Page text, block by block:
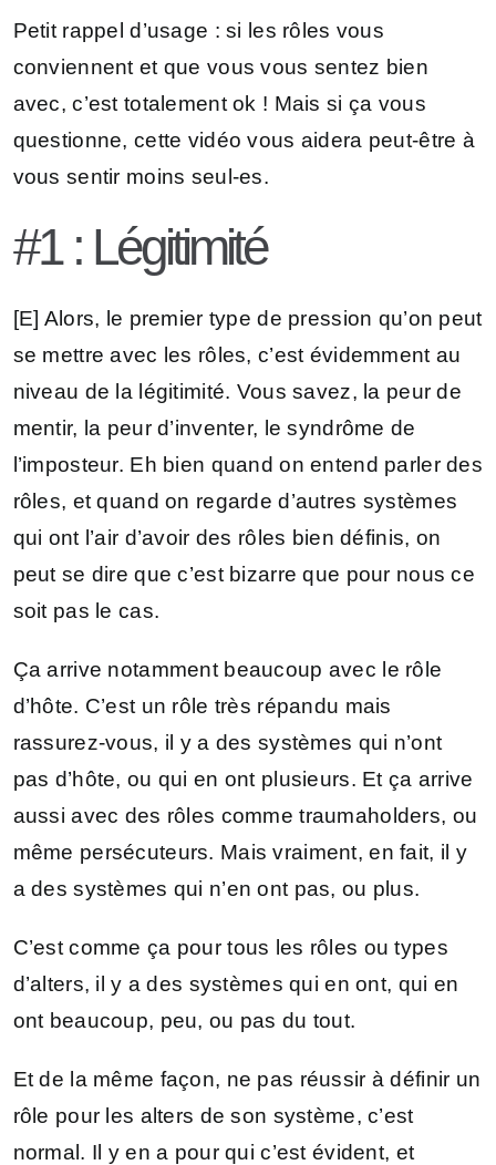
Petit rappel d’usage : si les rôles vous
conviennent et que vous vous sentez bien
avec, c’est totalement ok ! Mais si ça vous
questionne, cette vidéo vous aidera peut-être à
vous sentir moins seul-es.
#1 : Légitimité
[E] Alors, le premier type de pression qu’on peut
se mettre avec les rôles, c’est évidemment au
niveau de la légitimité. Vous savez, la peur de
mentir, la peur d’inventer, le syndrôme de
l’imposteur. Eh bien quand on entend parler des
rôles, et quand on regarde d’autres systèmes
qui ont l’air d’avoir des rôles bien définis, on
peut se dire que c’est bizarre que pour nous ce
soit pas le cas.
Ça arrive notamment beaucoup avec le rôle
d’hôte. C’est un rôle très répandu mais
rassurez-vous, il y a des systèmes qui n’ont
pas d’hôte, ou qui en ont plusieurs. Et ça arrive
aussi avec des rôles comme traumaholders, ou
même persécuteurs. Mais vraiment, en fait, il y
a des systèmes qui n’en ont pas, ou plus.
C’est comme ça pour tous les rôles ou types
d’alters, il y a des systèmes qui en ont, qui en
ont beaucoup, peu, ou pas du tout.
Et de la même façon, ne pas réussir à définir un
rôle pour les alters de son système, c’est
normal. Il y en a pour qui c’est évident, et